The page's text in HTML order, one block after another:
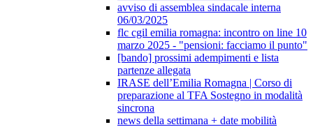
avviso di assemblea sindacale interna
06/03/2025
flc cgil emilia romagna: incontro on line 10
marzo 2025 - "pensioni: facciamo il punto"
[bando] prossimi adempimenti e lista
partenze allegata
IRASE dell’Emilia Romagna | Corso di
preparazione al TFA Sostegno in modalità
sincrona
news della settimana + date mobilità